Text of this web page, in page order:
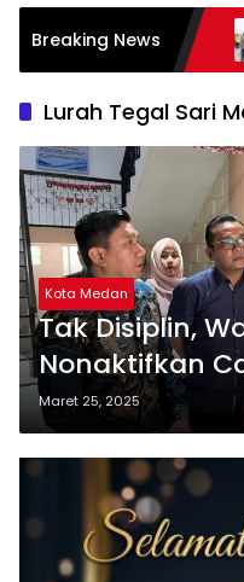
Breaking NewsPolres Tebing
Kereta Api, Satu
Lurah Tegal Sari
Kota Medan
Tak Disiplin,
Nonaktifkan
Lurah Tegal
Maret 25, 2025